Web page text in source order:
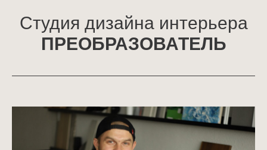
Студия дизайна интерьера
ПРЕОБРАЗОВАТЕЛЬ